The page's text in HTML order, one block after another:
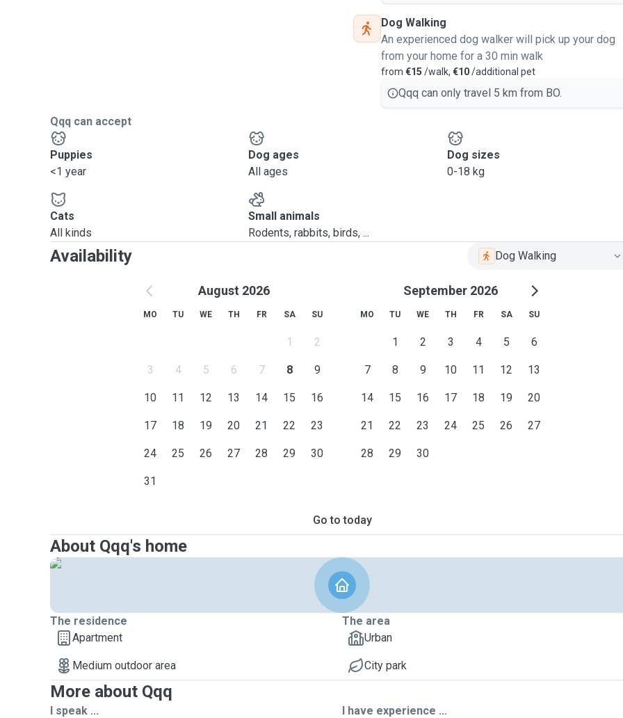
Dog Walking
An experienced dog walker will pick up your dog
from your home for a 30 min walk
from €15 /walk, €10/additional pet
Qqq can only travel 5 km from BO.
Qqq can accept
Puppies
<1 year
Dog ages
All ages
Dog sizes
0-18 kg
Cats
All kinds
Small animals
Rodents, rabbits, birds, ...
Availability Dog Walking
August 2026
MO TU WE TH FR SA SU
1 2
3 4 5 6 7 8 9
10 11 12 13 14 15 16
17 18 19 20 21 22 23
24 25 26 27 28 29 30
31
September 2026
MO TU WE TH FR SA SU
1 2 3 4 5 6
7 8 9 10 11 12 13
14 15 16 17 18 19 20
21 22 23 24 25 26 27
28 29 30
Go to today
About Qqq's home
The residence
Apartment
Medium outdoor area
The area
Urban
City park
More about Qqq
I speak ...
I have experience ...